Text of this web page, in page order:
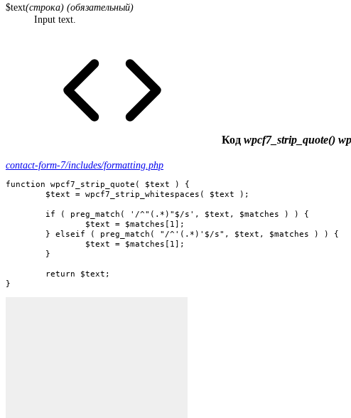
$text(строка) (обязательный)
Input text.
Код wpcf7_strip_quote()
contact-form-7/includes/formatting.php
function wpcf7_strip_quote( $text ) {
}